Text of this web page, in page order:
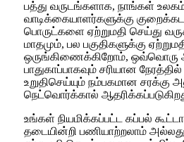
பத்து வருடங்களாக, நாங்கள்
வாடிக்கையாளர்களுக்கு
பொருட்களை ஏற்றுமதி செய்து
மாதமும், பல பகுதிகளுக்கு
ஒருங்கிணைக்கிறோம், ஒவ்வொரு
பாதுகாப்பாகவும் சரியான
உறுதிசெய்யும் நம்பகமான சரக்கு
நெட்வொர்க்கால்
உங்கள் நியமிக்கப்பட்ட கப்பல்
தடையின்றி பணியாற்றலாம்